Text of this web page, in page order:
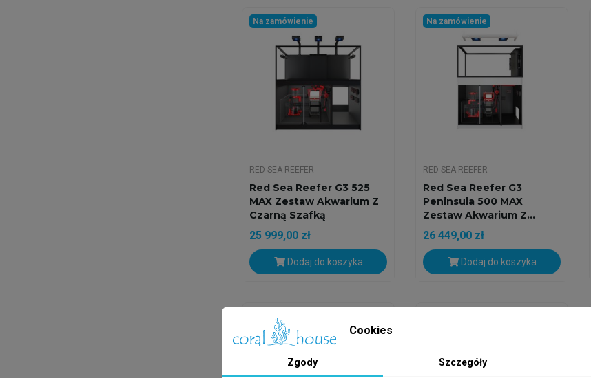
Na zamówienie
RED SEA REEFER
Red Sea Reefer G3 525
MAX Zestaw Akwarium Z
Czarną Szafką
25 999,00 zł
Dodaj do koszyka
Na zamówienie
RED SEA REEFER
Red Sea Reefer G3
Peninsula 500 MAX
Zestaw Akwarium Z...
26 449,00 zł
Dodaj do koszyka
Na zamówienie
Cookies
Zgody Szczegóły